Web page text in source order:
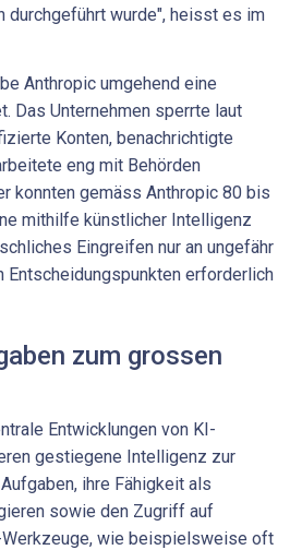
durchgeführt wurde", heisst es im
Anthropic umgehend eine
Das Unternehmen sperrte laut
Konten, benachrichtigte
eng mit Behörden
konnten gemäss Anthropic 80 bis
mithilfe künstlicher Intelligenz
Eingreifen nur an ungefähr
erforderlich
zum grossen
Entwicklungen von KI-
gestiegene Intelligenz zur
ihre Fähigkeit als
sowie den Zugriff auf
wie beispielsweise oft